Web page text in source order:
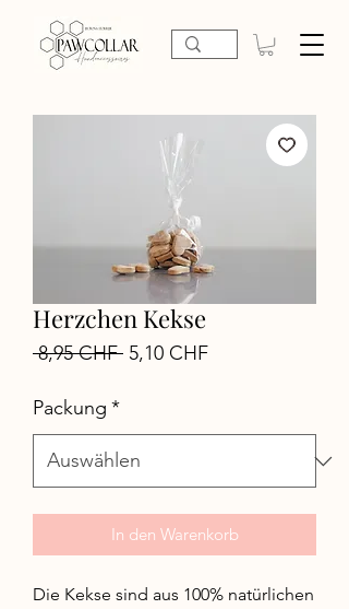
Herzchen Kekse
8,95 CHF Standardpreis
5,10 CHFSale-
Packung *
In den Warenkorb
Die Kekse sind aus 100% natürlichen